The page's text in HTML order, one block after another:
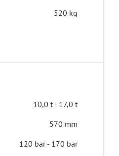
520 kg
10,0 t - 17,0 t
570 mm
120 bar - 170 bar